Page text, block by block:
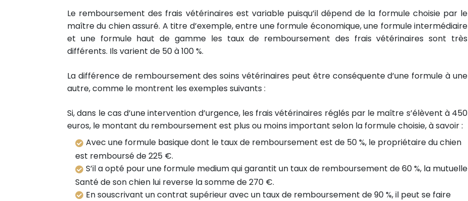
Le remboursement des frais vétérinaires est variable puisqu’il dépend de la formule choisie par le
maître du chien assuré. A titre d’exemple, entre une formule économique, une formule intermédiaire
et une formule haut de gamme les taux de remboursement des frais vétérinaires sont très
différents. Ils varient de 50 à 100 %.
La différence de remboursement des soins vétérinaires peut être conséquente d’une formule à une
autre, comme le montrent les exemples suivants :
Si, dans le cas d’une intervention d’urgence, les frais vétérinaires réglés par le maître s’élèvent à 450
euros, le montant du remboursement est plus ou moins important selon la formule choisie, à savoir :
Avec une formule basique dont le taux de remboursement est de 50 %, le propriétaire du chien
est remboursé de 225 €.
S’il a opté pour une formule medium qui garantit un taux de remboursement de 60 %, la mutuelle
Santé de son chien lui reverse la somme de 270 €.
En souscrivant un contrat supérieur avec un taux de remboursement de 90 %, il peut se faire